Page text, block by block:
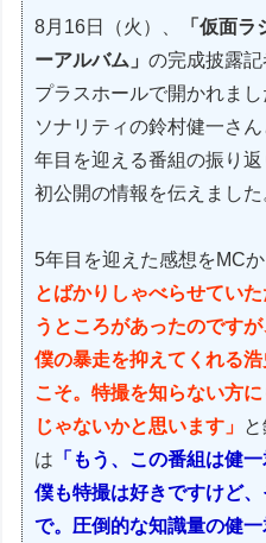
8月16日（火）、
「仮面
ーアルバム」の完成披露
プラスホールで開かれま
ソナリティの鈴村健一さ
年目を迎える番組の振り
初公開の情報を伝えました
5年目を迎えた感想をMCか
とばかりしゃべらせてい
うところがあったのです
僕の暴走を抑えてくれる
こそ。特撮を知らない方
じゃないかと思います」
は 「もう、この番組は健
僕も特撮は好きですけど
で。圧倒的な知識量の健